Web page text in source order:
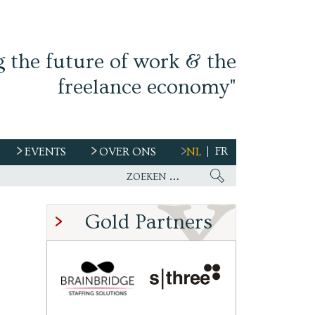
the future of work & the
freelance economy"
EVENTS OVER ONS NL FR
Gold Partners